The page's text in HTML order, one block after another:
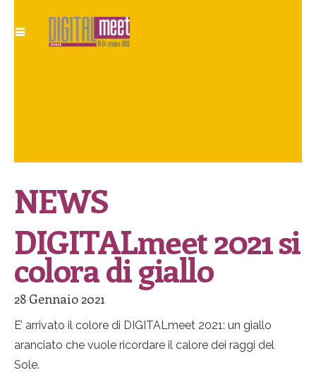
NEWS
DIGITALmeet 2021 si
colora di giallo
28 Gennaio 2021
E’ arrivato il colore di DIGITALmeet 2021: un giallo
aranciato che vuole ricordare il calore dei raggi del
Sole.